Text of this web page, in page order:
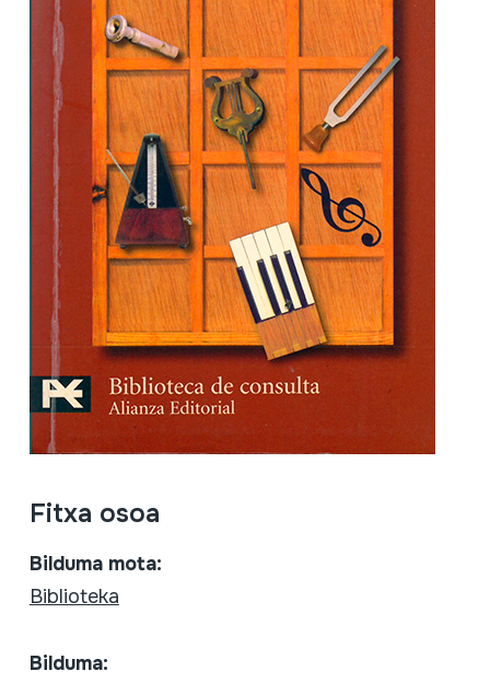
Fitxa osoa
Bilduma mota:
Biblioteka
Bilduma: